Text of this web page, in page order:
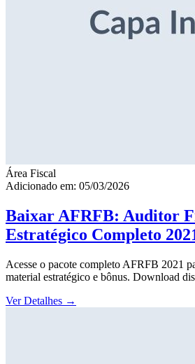
Área Fiscal
Adicionado em: 05/03/2026
Baixar AFRFB: Auditor
Estratégico Completo
Acesse o pacote completo AFRFB 2021
material estratégico e bônus. Download
Ver Detalhes →